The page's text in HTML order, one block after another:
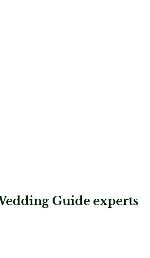
Guide experts